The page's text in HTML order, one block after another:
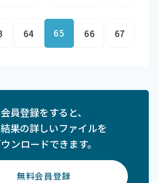
64 65 66 67
会員登録をすると、
果の詳しいファイルを
ンロードできます。
無料会員登録